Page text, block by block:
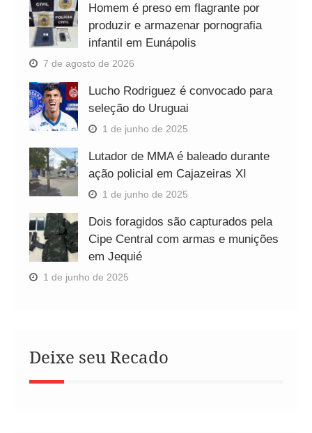
Homem é preso em flagrante por
produzir e armazenar pornografia
infantil em Eunápolis
7 de agosto de 2026
Lucho Rodriguez é convocado para
seleção do Uruguai
1 de junho de 2025
Lutador de MMA é baleado durante
ação policial em Cajazeiras XI
1 de junho de 2025
Dois foragidos são capturados pela
Cipe Central com armas e munições
em Jequié
1 de junho de 2025
Deixe seu Recado